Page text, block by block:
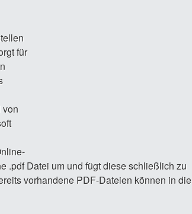
für
von
.pdf Datei um und fügt diese schließlich zu
vorhandene PDF-Dateien können in die